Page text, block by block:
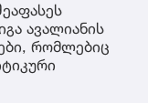
ავალიანის
რომლებიც